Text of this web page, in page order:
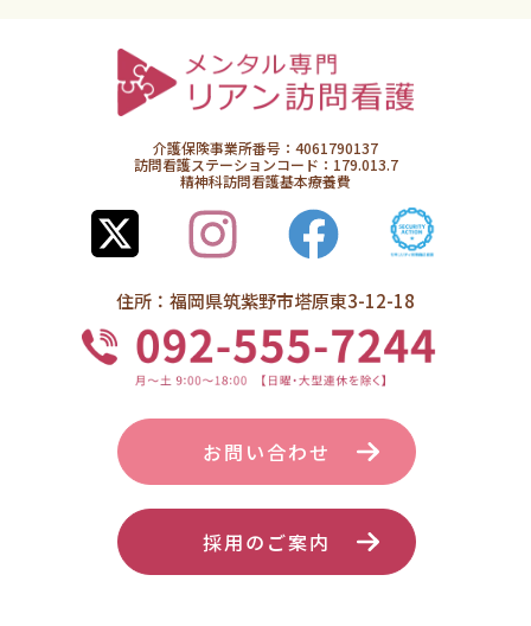
介護保険事業所番号：4061790137
訪問看護ステーションコード：179.013.7
精神科訪問看護基本療養費
住所：福岡県筑紫野市塔原東3-12-18
お問い合わせ
採用のご案内